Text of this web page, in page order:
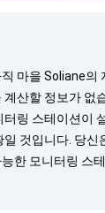
마을 Soliane의
산할 정보가 없
링 스테이션이
것입니다. 당신
한 모니터링 스